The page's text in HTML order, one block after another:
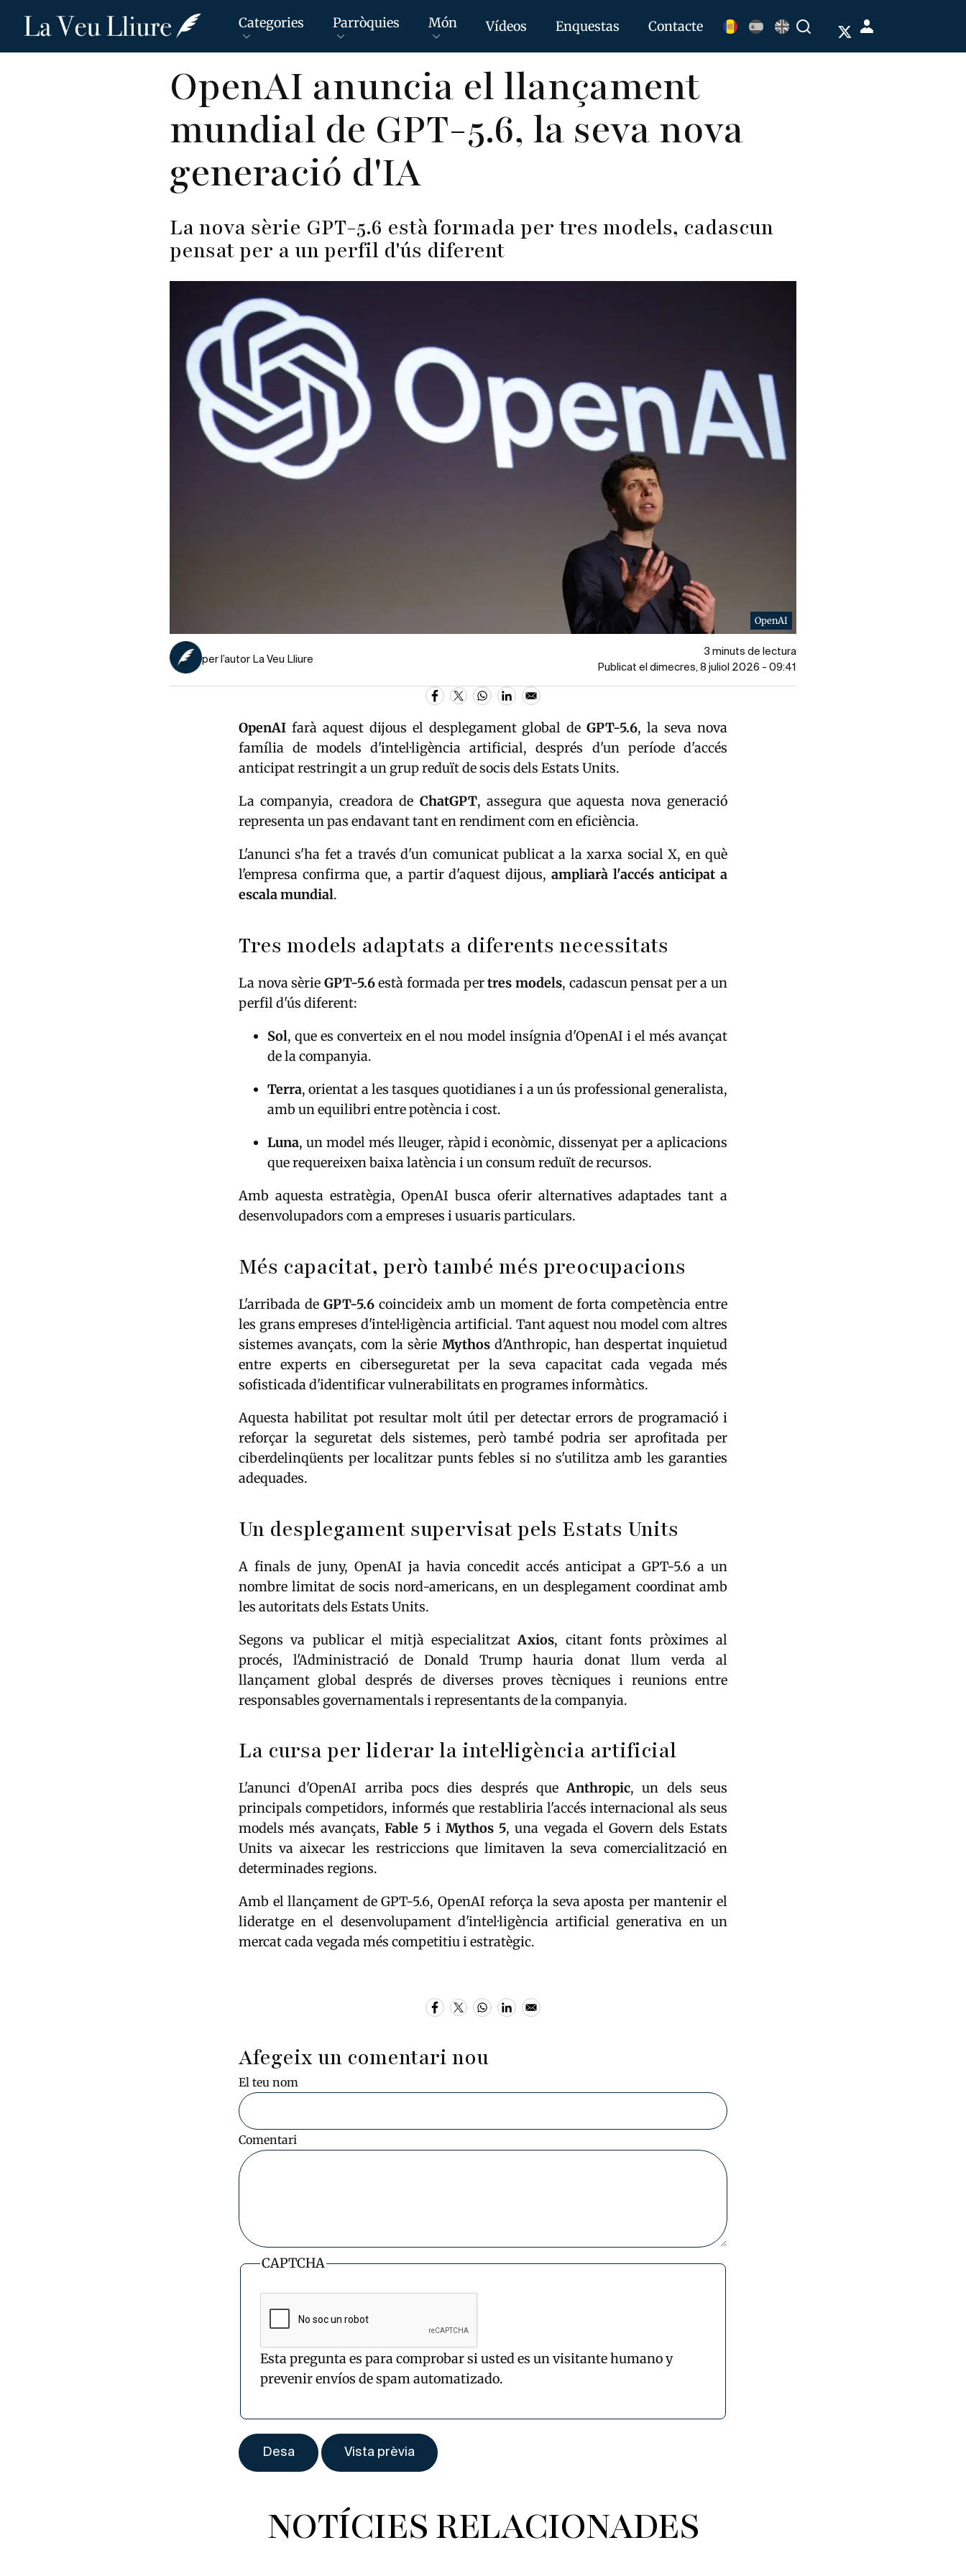
Vés
Categories Parròquies Món Vídeos Enquestas Contacte BuscarMenú
de
OpenAI anuncia el llançament
mundial de GPT-5.6, la seva nova
generació d'IA
La nova sèrie GPT-5.6 està formada per tres models, cadascun
pensat per a un perfil d'ús diferent
OpenAI
per l’autor La Veu Lliure
3 minuts de lectura
Publicat el dimecres, 8 juliol 2026 - 09:41
OpenAI farà aquest dijous el desplegament global deGPT-5.6, la seva nova
família de models d'intel·ligència artificial, després d'un període d'accés
anticipat restringit a un grup reduït de socis dels Estats Units.
La companyia, creadora de ChatGPT, assegura que aquesta nova generació
representa un pas endavant tant en rendiment com en eficiència.
L'anunci s'ha fet a través d'un comunicat publicat a la xarxa social X, en què
l'empresa confirma que, a partir d'aquest dijous,ampliarà l'accés anticipat a
escala mundial.
Tres models adaptats a diferents necessitats
La nova sèrie GPT-5.6està formada pertres models, cadascun pensat per a un
perfil d'ús diferent:
Sol, que es converteix en el nou model insígnia d'OpenAI i el més avançat
de la companyia.
Terra, orientat a les tasques quotidianes i a un ús professional generalista,
amb un equilibri entre potència i cost.
Luna, un model més lleuger, ràpid i econòmic, dissenyat per a aplicacions
que requereixen baixa latència i un consum reduït de recursos.
Amb aquesta estratègia, OpenAI busca oferir alternatives adaptades tant a
desenvolupadors com a empreses i usuaris particulars.
Més capacitat, però també més preocupacions
L'arribada de GPT-5.6 coincideix amb un moment de forta competència entre
les grans empreses d'intel·ligència artificial. Tant aquest nou model com altres
sistemes avançats, com la sèrie Mythosd'Anthropic, han despertat inquietud
entre experts en ciberseguretat per la seva capacitat cada vegada més
sofisticada d'identificar vulnerabilitats en programes informàtics.
Aquesta habilitat pot resultar molt útil per detectar errors de programació i
reforçar la seguretat dels sistemes, però també podria ser aprofitada per
ciberdelinqüents per localitzar punts febles si no s'utilitza amb les garanties
adequades.
Un desplegament supervisat pels Estats Units
A finals de juny, OpenAI ja havia concedit accés anticipat a GPT-5.6 a un
nombre limitat de socis nord-americans, en un desplegament coordinat amb
les autoritats dels Estats Units.
Segons va publicar el mitjà especialitzatAxios, citant fonts pròximes al
procés, l'Administració de Donald Trump hauria donat llum verda al
llançament global després de diverses proves tècniques i reunions entre
responsables governamentals i representants de la companyia.
La cursa per liderar la intel·ligència artificial
L'anunci d'OpenAI arriba pocs dies després queAnthropic, un dels seus
principals competidors, informés que restabliria l'accés internacional als seus
models més avançats, Fable 5 i Mythos 5, una vegada el Govern dels Estats
Units va aixecar les restriccions que limitaven la seva comercialització en
determinades regions.
Amb el llançament de GPT-5.6, OpenAI reforça la seva aposta per mantenir el
lideratge en el desenvolupament d'intel·ligència artificial generativa en un
mercat cada vegada més competitiu i estratègic.
Afegeix un comentari nou
El teu nom
Comentari
CAPTCHA
Esta pregunta es para comprobar si usted es un visitante humano y
prevenir envíos de spam automatizado.
NOTÍCIES RELACIONADES